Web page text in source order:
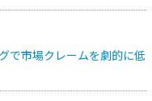
で市場クレームを劇的に低